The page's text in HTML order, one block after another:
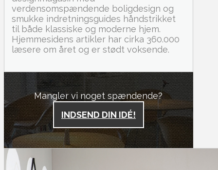
verdensomspændende boligdesign og
smukke indretningsguides håndstrikket
til både klassiske og moderne hjem.
Hjemmesidens artikler har cirka 360.000
læsere om året og er stødt voksende.
Mangler vi noget spændende?
INDSEND DIN IDÉ!